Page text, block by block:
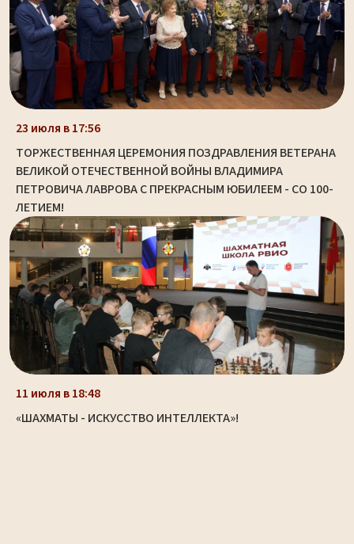
23 июля в 17:56
ТОРЖЕСТВЕННАЯ ЦЕРЕМОНИЯ ПОЗДРАВЛЕНИЯ ВЕТЕРАНА
ВЕЛИКОЙ ОТЕЧЕСТВЕННОЙ ВОЙНЫ ВЛАДИМИРА
ПЕТРОВИЧА ЛАВРОВА С ПРЕКРАСНЫМ ЮБИЛЕЕМ - СО 100-
ЛЕТИЕМ!
11 июля в 18:48
«ШАХМАТЫ - ИСКУССТВО ИНТЕЛЛЕКТА»!